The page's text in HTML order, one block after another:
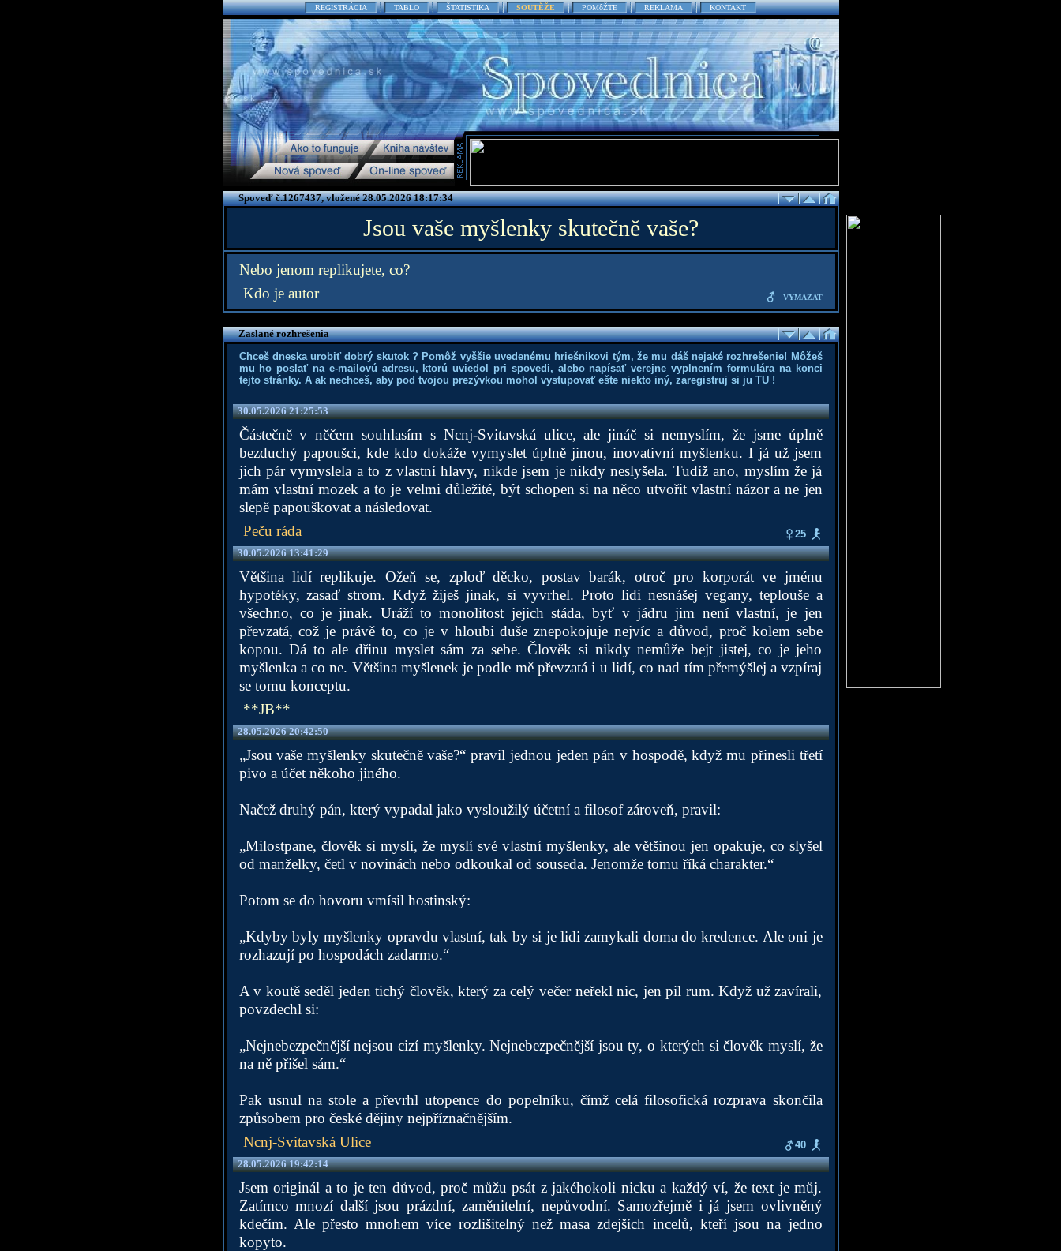
REGISTRÁCIA TABLO ŠTATISTIKA SOUTĚŽE POMôŽTE REKLAMA KONTAKT
Spoveď č.1267437, vložené 28.05.2026 18:17:34
Jsou vaše myšlenky skutečně vaše?
Nebo jenom replikujete, co?
Kdo je autor
VYMAZAT
Zaslané rozhrešenia
Chceš dneska urobiť dobrý skutok ? Pomôž vyššie uvedenému hriešnikovi tým, že mu dáš nejaké rozhrešenie! Môžeš
mu ho poslať na e-mailovú adresu, ktorú uviedol pri spovedi, alebo napísať verejne vyplnením formulára na konci
tejto stránky. A ak nechceš, aby pod tvojou prezývkou mohol vystupovať ešte niekto iný, zaregistruj si ju TU!
30.05.2026 21:25:53
Částečně v něčem souhlasím s Ncnj-Svitavská ulice, ale jináč si nemyslím, že jsme úplně
bezduchý papoušci, kde kdo dokáže vymyslet úplně jinou, inovativní myšlenku. I já už jsem
jich pár vymyslela a to z vlastní hlavy, nikde jsem je nikdy neslyšela. Tudíž ano, myslím že já
mám vlastní mozek a to je velmi důležité, být schopen si na něco utvořit vlastní názor a ne jen
slepě papouškovat a následovat.
Peču ráda
25
30.05.2026 13:41:29
Většina lidí replikuje. Ožeň se, zploď děcko, postav barák, otroč pro korporát ve jménu
hypotéky, zasaď strom. Když žiješ jinak, si vyvrhel. Proto lidi nesnášej vegany, teplouše a
všechno, co je jinak. Uráží to monolitost jejich stáda, byť v jádru jim není vlastní, je jen
převzatá, což je právě to, co je v hloubi duše znepokojuje nejvíc a důvod, proč kolem sebe
kopou. Dá to ale dřinu myslet sám za sebe. Člověk si nikdy nemůže bejt jistej, co je jeho
myšlenka a co ne. Většina myšlenek je podle mě převzatá i u lidí, co nad tím přemýšlej a vzpíraj
se tomu konceptu.
**JB**
28.05.2026 20:42:50
„Jsou vaše myšlenky skutečně vaše?“ pravil jednou jeden pán v hospodě, když mu přinesli třetí
pivo a účet někoho jiného.
Načež druhý pán, který vypadal jako vysloužilý účetní a filosof zároveň, pravil:
„Milostpane, člověk si myslí, že myslí své vlastní myšlenky, ale většinou jen opakuje, co slyšel
od manželky, četl v novinách nebo odkoukal od souseda. Jenomže tomu říká charakter.“
Potom se do hovoru vmísil hostinský:
„Kdyby byly myšlenky opravdu vlastní, tak by si je lidi zamykali doma do kredence. Ale oni je
rozhazují po hospodách zadarmo.“
A v koutě seděl jeden tichý člověk, který za celý večer neřekl nic, jen pil rum. Když už zavírali,
povzdechl si:
„Nejnebezpečnější nejsou cizí myšlenky. Nejnebezpečnější jsou ty, o kterých si člověk myslí, že
na ně přišel sám.“
Pak usnul na stole a převrhl utopence do popelníku, čímž celá filosofická rozprava skončila
způsobem pro české dějiny nejpříznačnějším.
Ncnj-Svitavská Ulice
40
28.05.2026 19:42:14
Jsem originál a to je ten důvod, proč můžu psát z jakéhokoli nicku a každý ví, že text je můj.
Zatímco mnozí další jsou prázdní, zaměnitelní, nepůvodní. Samozřejmě i já jsem ovlivněný
kdečím. Ale přesto mnohem více rozlišitelný než masa zdejších incelů, kteří jsou na jedno
kopyto.